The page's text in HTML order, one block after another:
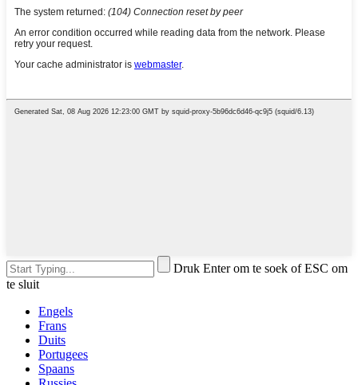
Druk Enter om te soek of ESC om
te sluit
Engels
Frans
Duits
Portugees
Spaans